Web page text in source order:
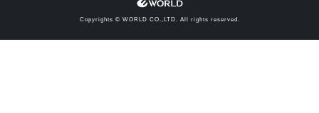
Copyrights © WORLD CO.,LTD. All rights reserved.